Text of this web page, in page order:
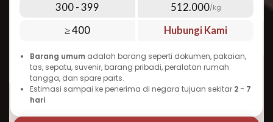
menjadikan Repack.id pilihan terbaik untuk
cara kirim paket murah ke Tanzania tanpa
mengorbankan kualitas dan kecepatan.
Waktu Pengiriman Paket ke
Tanzania yang Dapat Diandalkan
Salah satu pertanyaan umum seputar
pengiriman ke Tanzania adalah “berapa lama
300 - 399 512.000/kg
≥ 400 Hubungi Kami
Barang umum adalah barang seperti dokumen, pakaian,
tas, sepatu, suvenir, barang pribadi, peralatan rumah
tangga, dan spare parts.
Estimasi sampai ke penerima di negara tujuan sekitar 2 - 7
hari